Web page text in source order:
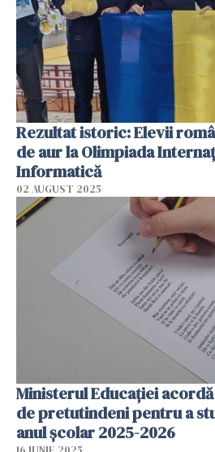
Rezultat istoric: Elevii
de aur la Olimpiada
Informatică
02 AUGUST 2025
Ministerul Educației
de pretutindeni pentru a
anul școlar 2025-2026